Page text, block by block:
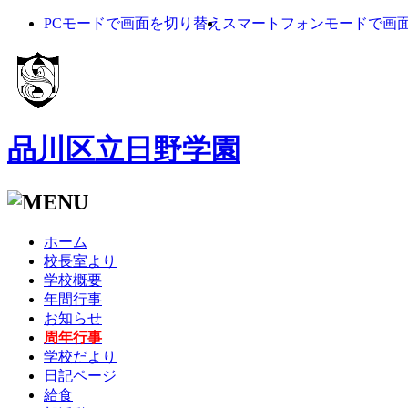
PCモードで画面を切り替え スマートフォンモードで画
品川区立日野学園
ホーム
校長室より
学校概要
年間行事
お知らせ
周年行事
学校だより
日記ページ
給食